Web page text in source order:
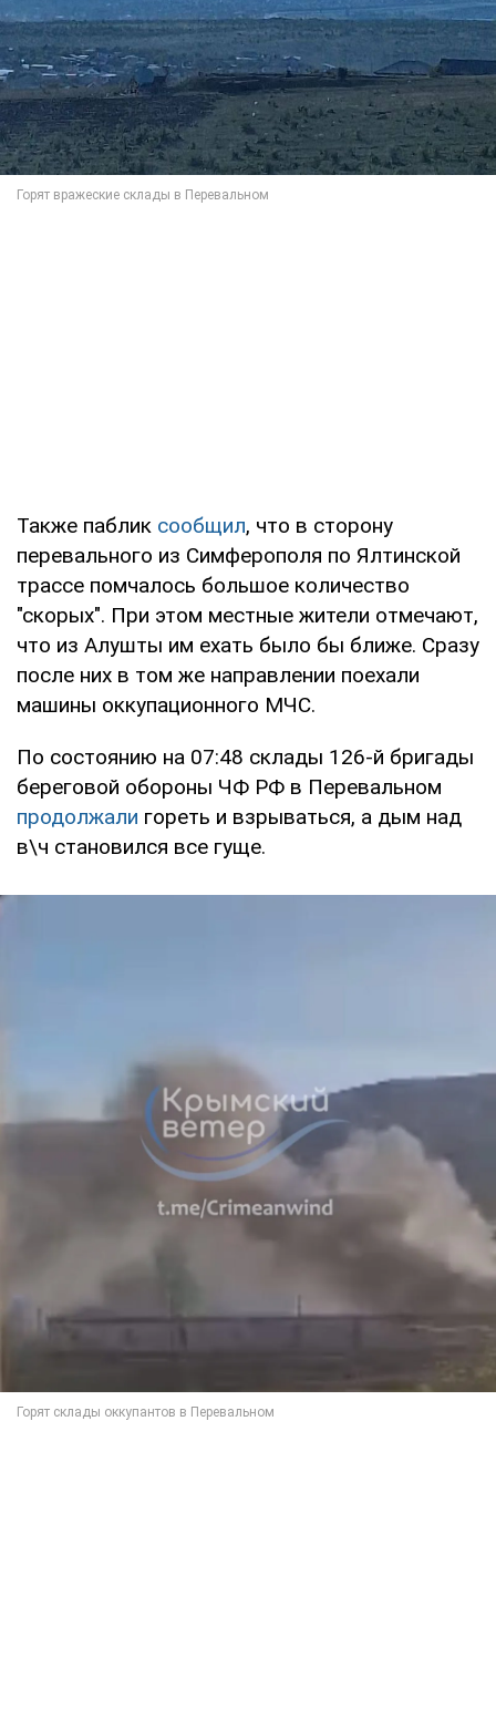
Также паблик сообщил, что в сторону
перевального из Симферополя по Ялтинской
трассе помчалось большое количество
"скорых". При этом местные жители отмечают,
что из Алушты им ехать было бы ближе. Сразу
после них в том же направлении поехали
машины оккупационного МЧС.
По состоянию на 07:48 склады 126-й бригады
береговой обороны ЧФ РФ в Перевальном
продолжали гореть и взрываться, а дым над
в\ч становился все гуще.